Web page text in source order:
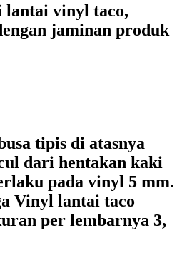
lantai vinyl taco,
jaminan produk
tipis di atasnya
dari hentakan kaki
pada vinyl 5 mm.
Vinyl lantai taco
per lembarnya 3,